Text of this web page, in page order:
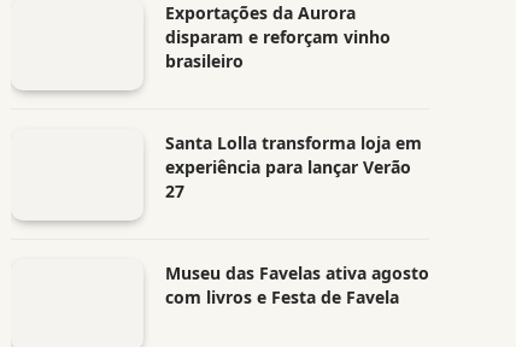
Exportações da Aurora
disparam e reforçam vinho
brasileiro
Santa Lolla transforma loja em
experiência para lançar Verão
27
Museu das Favelas ativa agosto
com livros e Festa de Favela